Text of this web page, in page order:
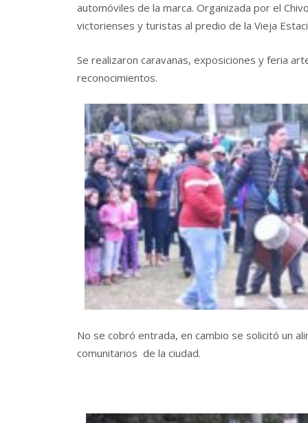
automóviles de la marca. Organizada por el
victorienses y turistas al predio de la Vieja
Se realizaron caravanas, exposiciones y feria
reconocimientos.
No se cobró entrada, en cambio se solicitó un
comunitarios de la ciudad.